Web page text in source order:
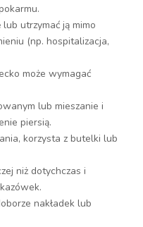
utrzymać ją mimo
(np. hospitalizacja,
może wymagać
lub mieszanie i
piersią.
korzysta z butelki lub
niż dotychczas i
nakładek lub